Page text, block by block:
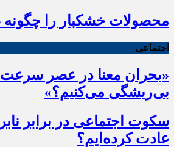
محصولات خشکبار را چگونه
اجتماعی
«بحران معنا در عصر
بی‌ریشگی می‌کنیم؟»
سکوت اجتماعی در برابر
عادت کرده‌ایم؟